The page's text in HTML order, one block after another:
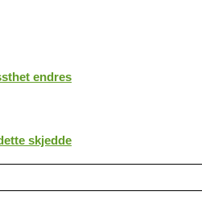
endres
skjedde